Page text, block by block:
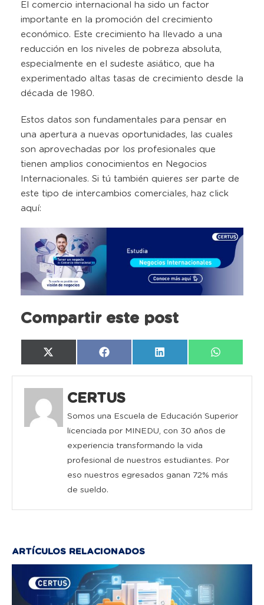
El comercio internacional ha sido un factor
importante en la promoción del crecimiento
económico. Este crecimiento ha llevado a una
reducción en los niveles de pobreza absoluta,
especialmente en el sudeste asiático, que ha
experimentado altas tasas de crecimiento desde la
década de 1980.
Estos datos son fundamentales para pensar en
una apertura a nuevas oportunidades, las cuales
son aprovechadas por los profesionales que
tienen amplios conocimientos en Negocios
Internacionales. Si tú también quieres ser parte de
este tipo de intercambios comerciales, haz click
aquí:
Compartir este post
Compartir
en
X
(Twitter)
Compartir
en
Facebook
Compartir
en
LinkedIn
Compartir
en
CERTUS
Somos una Escuela de Educación Superior
licenciada por MINEDU, con 30 años de
experiencia transformando la vida
profesional de nuestros estudiantes. Por
eso nuestros egresados ganan 72% más
de sueldo.
ARTÍCULOS RELACIONADOS